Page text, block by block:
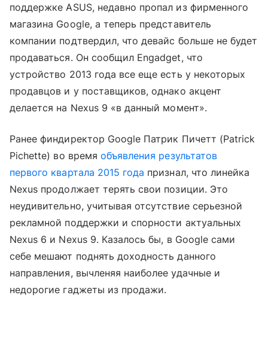
поддержке ASUS, недавно пропал из фирменного
магазина Google, а теперь представитель
компании подтвердил, что девайс больше не будет
продаваться. Он сообщил Engadget, что
устройство 2013 года все еще есть у некоторых
продавцов и у поставщиков, однако акцент
делается на Nexus 9 «в данный момент».
Ранее финдиректор Google Патрик Пичетт (Patrick
Pichette) во время объявления результатов
первого квартала 2015 года признал, что линейка
Nexus продолжает терять свои позиции. Это
неудивительно, учитывая отсутствие серьезной
рекламной поддержки и спорности актуальных
Nexus 6 и Nexus 9. Казалось бы, в Google сами
себе мешают поднять доходность данного
направления, вычленяя наиболее удачные и
недорогие гаджеты из продажи.